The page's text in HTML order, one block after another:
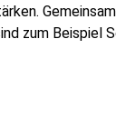
zum Beispiel